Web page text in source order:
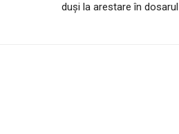
duși la arestare în